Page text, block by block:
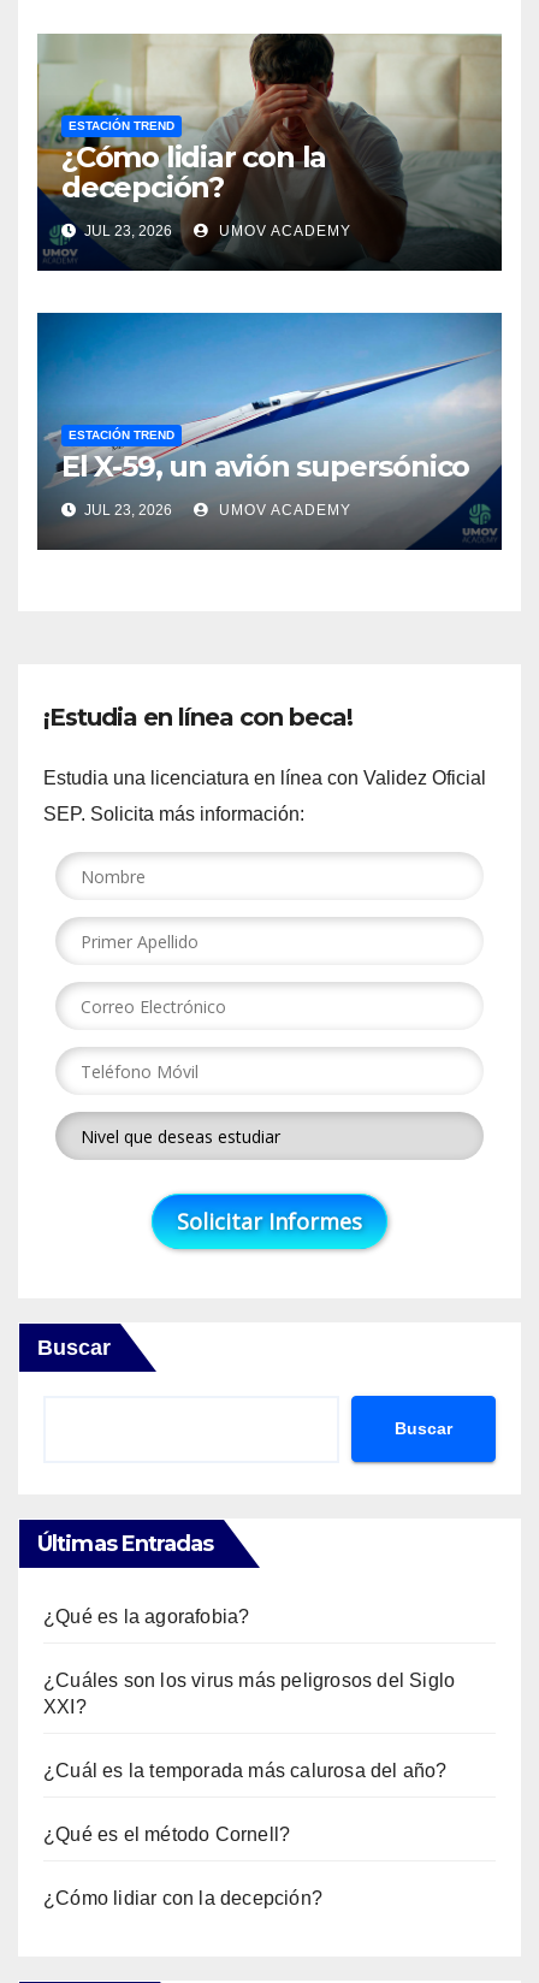
ESTACIÓN TREND
¿Cómo lidiar con la
decepción?
JUL 23, 2026 UMOV ACADEMY
ESTACIÓN TREND
El X-59, un avión supersónico
JUL 23, 2026 UMOV ACADEMY
¡Estudia en línea con beca!
Estudia una licenciatura en línea con Validez Oficial
SEP. Solicita más información:
Buscar
Buscar
Últimas Entradas
¿Qué es la agorafobia?
¿Cuáles son los virus más peligrosos del Siglo
XXI?
¿Cuál es la temporada más calurosa del año?
¿Qué es el método Cornell?
¿Cómo lidiar con la decepción?